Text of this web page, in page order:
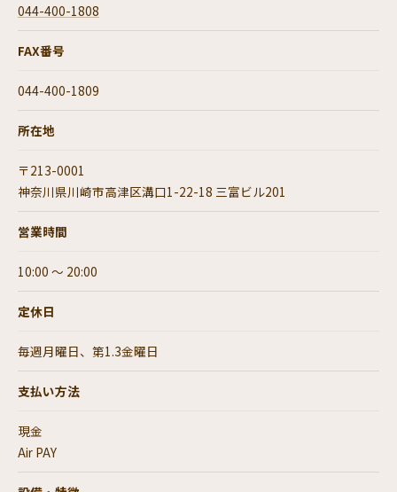
044-400-1808
FAX番号
044-400-1809
所在地
〒213-0001
神奈川県川崎市高津区溝口1-22-18 三富ビル201
営業時間
10:00 ～ 20:00
定休日
毎週月曜日、第1.3金曜日
支払い方法
現金
Air PAY